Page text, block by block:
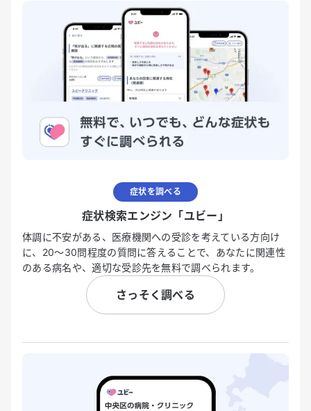
症状を調べる
症状検索エンジン「ユビー」
体調に不安がある、医療機関への受診を考えている方向け
に、20〜30問程度の質問に答えることで、あなたに関連性
のある病名や、適切な受診先を無料で調べられます。
さっそく調べる